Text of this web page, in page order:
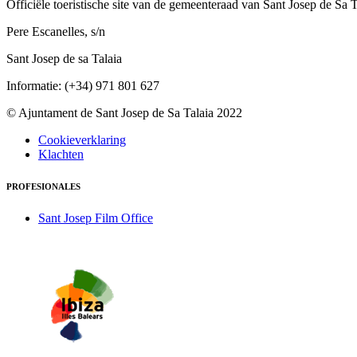
Officiële toeristische site van de gemeenteraad van Sant Josep de Sa
Pere Escanelles, s/n
Sant Josep de sa Talaia
Informatie: (+34) 971 801 627
© Ajuntament de Sant Josep de Sa Talaia 2022
Cookieverklaring
Klachten
PROFESIONALES
Sant Josep Film Office